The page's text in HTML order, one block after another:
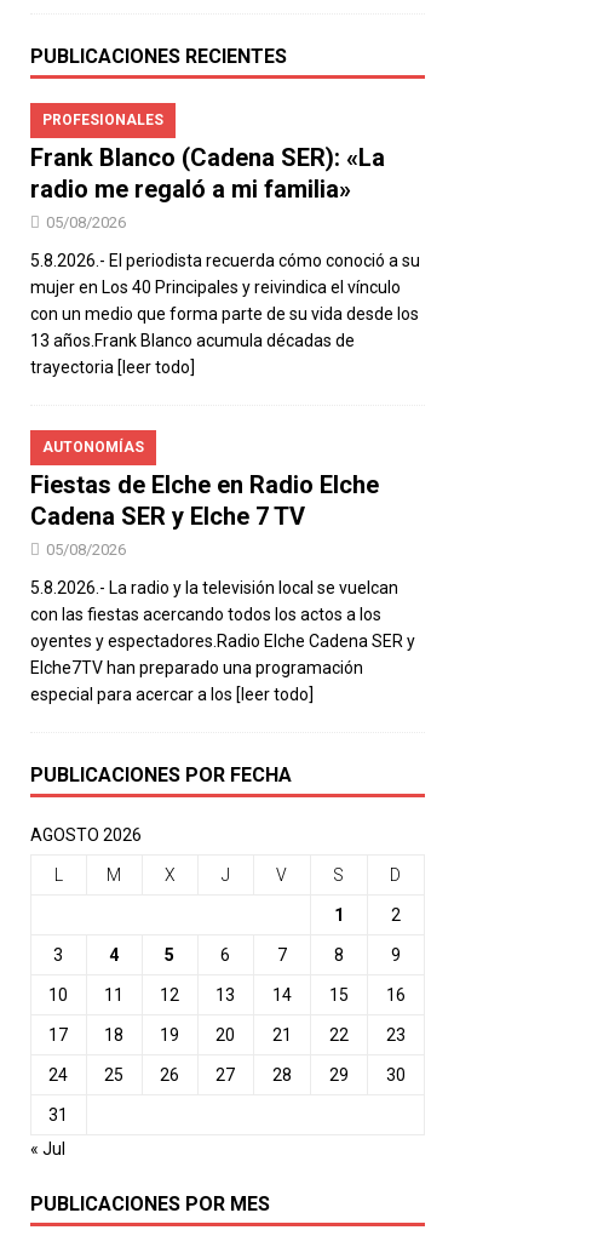
PUBLICACIONES RECIENTES
PROFESIONALES
Frank Blanco (Cadena SER): «La
radio me regaló a mi familia»
05/08/2026
5.8.2026.- El periodista recuerda cómo conoció a su
mujer en Los 40 Principales y reivindica el vínculo
con un medio que forma parte de su vida desde los
13 años.Frank Blanco acumula décadas de
trayectoria [leer todo]
AUTONOMÍAS
Fiestas de Elche en Radio Elche
Cadena SER y Elche 7 TV
05/08/2026
5.8.2026.- La radio y la televisión local se vuelcan
con las fiestas acercando todos los actos a los
oyentes y espectadores.Radio Elche Cadena SER y
Elche7TV han preparado una programación
especial para acercar a los [leer todo]
PUBLICACIONES POR FECHA
AGOSTO 2026
M X J V S D
1 2
3 4 5 6 7 8 9
10 11 12 13 14 15 16
17 18 19 20 21 22 23
24 25 26 27 28 29 30
31
« Jul
PUBLICACIONES POR MES